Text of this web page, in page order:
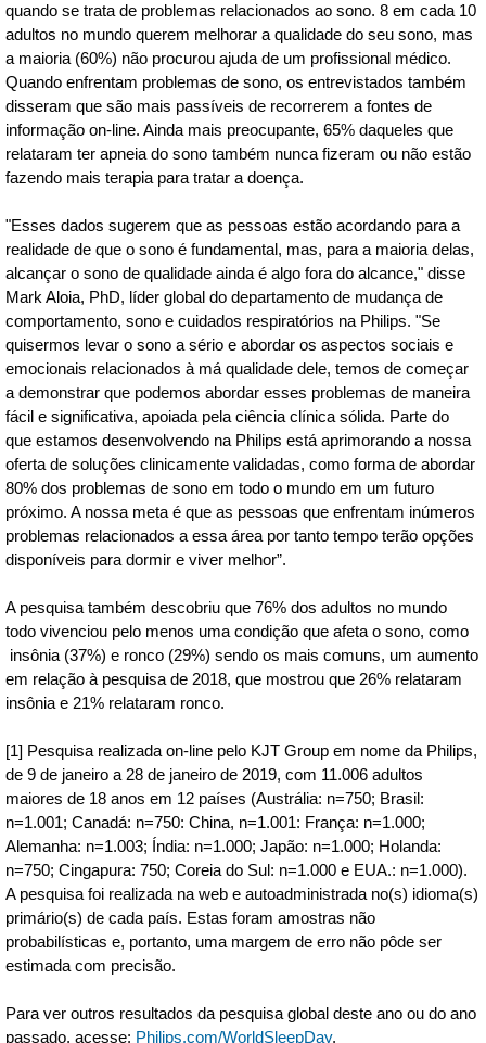
quando se trata de problemas relacionados ao sono. 8 em cada 10
adultos no mundo querem melhorar a qualidade do seu sono, mas
a maioria (60%) não procurou ajuda de um profissional médico.
Quando enfrentam problemas de sono, os entrevistados também
disseram que são mais passíveis de recorrerem a fontes de
informação on-line. Ainda mais preocupante, 65% daqueles que
relataram ter apneia do sono também nunca fizeram ou não estão
fazendo mais terapia para tratar a doença.
"Esses dados sugerem que as pessoas estão acordando para a
realidade de que o sono é fundamental, mas, para a maioria delas,
alcançar o sono de qualidade ainda é algo fora do alcance," disse
Mark Aloia, PhD, líder global do departamento de mudança de
comportamento, sono e cuidados respiratórios na Philips. "Se
quisermos levar o sono a sério e abordar os aspectos sociais e
emocionais relacionados à má qualidade dele, temos de começar
a demonstrar que podemos abordar esses problemas de maneira
fácil e significativa, apoiada pela ciência clínica sólida. Parte do
que estamos desenvolvendo na Philips está aprimorando a nossa
oferta de soluções clinicamente validadas, como forma de abordar
80% dos problemas de sono em todo o mundo em um futuro
próximo. A nossa meta é que as pessoas que enfrentam inúmeros
problemas relacionados a essa área por tanto tempo terão opções
disponíveis para dormir e viver melhor”.
A pesquisa também descobriu que 76% dos adultos no mundo
todo vivenciou pelo menos uma condição que afeta o sono, como
insônia (37%) e ronco (29%) sendo os mais comuns, um aumento
em relação à pesquisa de 2018, que mostrou que 26% relataram
insônia e 21% relataram ronco.
[1] Pesquisa realizada on-line pelo KJT Group em nome da Philips,
de 9 de janeiro a 28 de janeiro de 2019, com 11.006 adultos
maiores de 18 anos em 12 países (Austrália: n=750; Brasil:
n=1.001; Canadá: n=750: China, n=1.001: França: n=1.000;
Alemanha: n=1.003; Índia: n=1.000; Japão: n=1.000; Holanda:
n=750; Cingapura: 750; Coreia do Sul: n=1.000 e EUA.: n=1.000).
A pesquisa foi realizada na web e autoadministrada no(s) idioma(s)
primário(s) de cada país. Estas foram amostras não
probabilísticas e, portanto, uma margem de erro não pôde ser
estimada com precisão.
Para ver outros resultados da pesquisa global deste ano ou do ano
passado, acesse: Philips.com/WorldSleepDay.